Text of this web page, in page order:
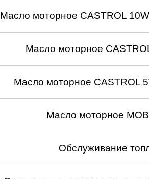
Масло моторное CASTROL
Масло моторное
Масло моторное CASTROL
Масло моторное
Обслуживание